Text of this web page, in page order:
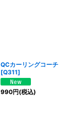
QCカーリングコーチ
[Q311]
990円(税込)